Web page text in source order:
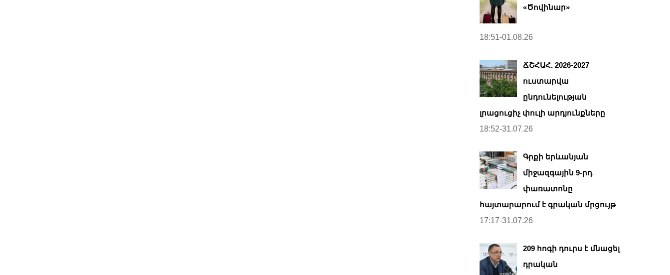
«Ծովինար»
18:51-01.08.26
ՃՇՀԱՀ. 2026-2027
ուստարվա
ընդունելության
լրացուցիչ փուլի արդյունքները
18:52-31.07.26
Գրքի երևանյան
միջազգային 9-րդ
փառատոնը
հայտարարում է գրական մրցույթ
17:17-31.07.26
209 հոգի դուրս է մնացել
դրական